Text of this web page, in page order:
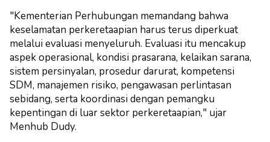
"Kementerian Perhubungan memandang bahwa
keselamatan perkeretaapian harus terus diperkuat
melalui evaluasi menyeluruh. Evaluasi itu mencakup
aspek operasional, kondisi prasarana, kelaikan sarana,
sistem persinyalan, prosedur darurat, kompetensi
SDM, manajemen risiko, pengawasan perlintasan
sebidang, serta koordinasi dengan pemangku
kepentingan di luar sektor perkeretaapian," ujar
Menhub Dudy.